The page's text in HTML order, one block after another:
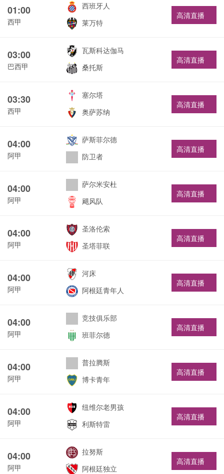
01:00
西甲
西班牙人
莱万特
高清直播
03:00
巴西甲
瓦斯科达伽马
桑托斯
高清直播
03:30
西甲
塞尔塔
奥萨苏纳
高清直播
04:00
阿甲
萨斯菲尔德
防卫者
高清直播
04:00
阿甲
萨尔米安杜
飓风队
高清直播
04:00
阿甲
圣洛伦索
圣塔菲联
高清直播
04:00
阿甲
河床
阿根廷青年人
高清直播
04:00
阿甲
竞技俱乐部
班菲尔德
高清直播
04:00
阿甲
普拉腾斯
博卡青年
高清直播
04:00
阿甲
纽维尔老男孩
利斯特雷
高清直播
04:00
阿甲
拉努斯
阿根廷独立
高清直播